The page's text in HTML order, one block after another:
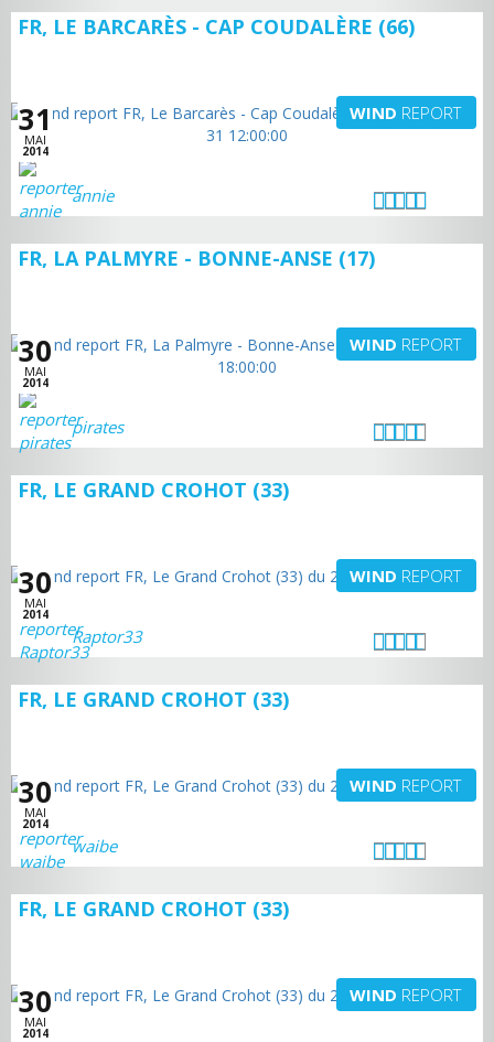
FR, LE BARCARÈS - CAP COUDALÈRE (66)
31
MAI
2014
WIND REPORT
annie
FR, LA PALMYRE - BONNE-ANSE (17)
30
MAI
2014
WIND REPORT
pirates
FR, LE GRAND CROHOT (33)
30
MAI
2014
WIND REPORT
Raptor33
FR, LE GRAND CROHOT (33)
30
MAI
2014
WIND REPORT
waibe
FR, LE GRAND CROHOT (33)
30
MAI
2014
WIND REPORT